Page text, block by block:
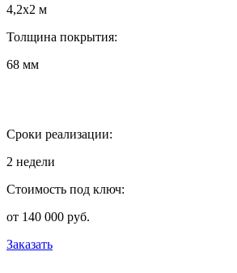
4,2х2 м
Толщина покрытия:
68 мм
Сроки реализации:
2 недели
Стоимость под ключ:
от 140 000 руб.
Заказать